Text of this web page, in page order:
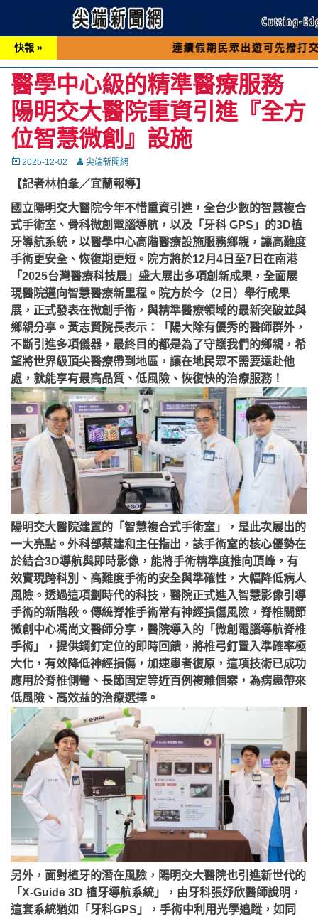
快報 » 連續假期民眾出遊可先撥打交通 「1968
醫學中心級的精準醫療服務
陽明交大醫院重資引進『全方
位智慧微創』設施
Posted
2025-12-02 Autor尖端新聞網
【記者林柏夆／宜蘭報導】
國立陽明交大醫院今年不惜重資引進，全台少數的智慧複合
式手術室、骨科微創電腦導航，以及「牙科 GPS」的3D植
牙導航系統，以醫學中心高階醫療設施服務鄉親，讓高難度
手術更安全、恢復期更短。院方將於12月4日至7日在南港
「2025台灣醫療科技展」盛大展出多項創新成果，全面展
現醫院邁向智慧醫療新里程。院方於今（2日）舉行成果
展，正式發表在微創手術，與精準醫療領域的最新突破並與
鄉親分享。黃志賢院長表示：「陽大除有優秀的醫師群外，
不斷引進多項儀器，最終目的都是為了守護我們的鄉親，希
望將世界級頂尖醫療帶到地區，讓在地民眾不需要遠赴他
處，就能享有最高品質、低風險、恢復快的治療服務！
陽明交大醫院建置的「智慧複合式手術室」，是此次展出的
一大亮點。外科部蔡建和主任指出，該手術室的核心優勢在
於結合3D導航與即時影像，能將手術精準度推向頂峰，有
效實現跨科別、高難度手術的安全與準確性，大幅降低病人
風險。透過這項劃時代的科技，醫院正式進入智慧影像引導
手術的新階段。傳統脊椎手術常有神經損傷風險，脊椎關節
微創中心馮尚文醫師分享，醫院導入的「微創電腦導航脊椎
手術」，提供鋼釘定位的即時回饋，將椎弓釘置入準確率極
大化，有效降低神經損傷，加速患者復原，這項技術已成功
應用於脊椎側彎、長節固定等近百例複雜個案，為病患帶來
低風險、高效益的治療選擇。
另外，面對植牙的潛在風險，陽明交大醫院也引進新世代的
「X-Guide 3D 植牙導航系統」，由牙科張妤欣醫師說明，
這套系統猶如「牙科GPS」，手術中利用光學追蹤，如同